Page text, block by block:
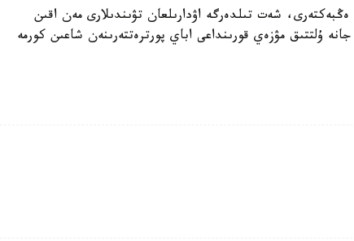
ەڭبەكتەرى، شەت تىلدەرگە اۋدارىلعان تۋىندىلارى مەن اقىن
ۇلتتىق مۋزەي قورىنداعى اباي پورترەتتەرىنەن شاعىن كورمە